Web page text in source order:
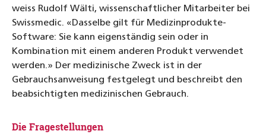
weiss Rudolf Wälti, wissenschaftlicher Mitarbeiter bei
Swissmedic. «Dasselbe gilt für Medizinprodukte-
Software: Sie kann eigenständig sein oder in
Kombination mit einem anderen Produkt verwendet
werden.» Der medizinische Zweck ist in der
Gebrauchsanweisung festgelegt und beschreibt den
beabsichtigten medizinischen Gebrauch.
Die Fragestellungen